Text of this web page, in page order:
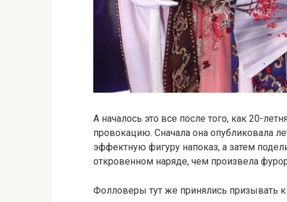
А началось это все после того, как 20-
провокацию. Сначала она опубликовала
эффектную фигуру напоказ, а затем
откровенном наряде, чем произвела
Фолловеры тут же принялись призывать